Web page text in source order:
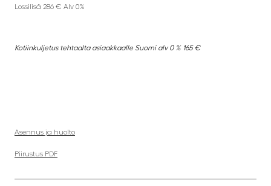
Lossilisä 286 € Alv 0%
Kotiinkuljetus tehtaalta asiaakkaalle Suomi alv 0 % 165 €
Asennus ja huolto
Piirustus PDF